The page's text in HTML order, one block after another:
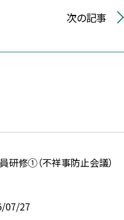
次の記事
研修①（不祥事防止会議）
07/27